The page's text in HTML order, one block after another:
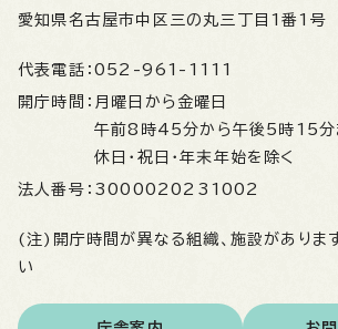
愛知県名古屋市中区三の丸三丁目1番1号
代表電話： 052-961-1111
開庁時間： 月曜日から金曜日
午前8時45分から午後5時15分
休日・祝日・年末年始を除く
法人番号： 3000020231002
(注)開庁時間が異なる組織、施設がありま
い